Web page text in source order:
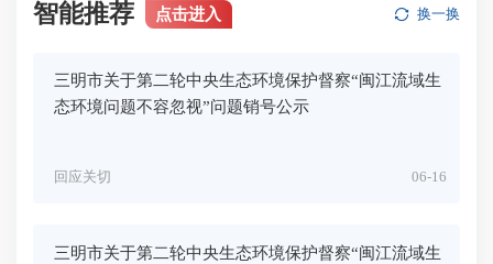
智能推荐 点击进入 换一换
三明市关于第二轮中央生态环境保护督察“闽江流域生
态环境问题不容忽视”问题销号公示
06-16
回应关切
三明市关于第二轮中央生态环境保护督察“闽江流域生